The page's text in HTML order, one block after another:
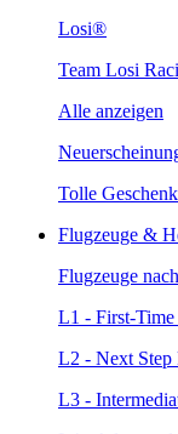
Losi®
Team Losi
Alle anzeigen
Tolle
Flugzeuge &
Flugzeuge
L1 - First-Time
L2 - Next Step
L3 -